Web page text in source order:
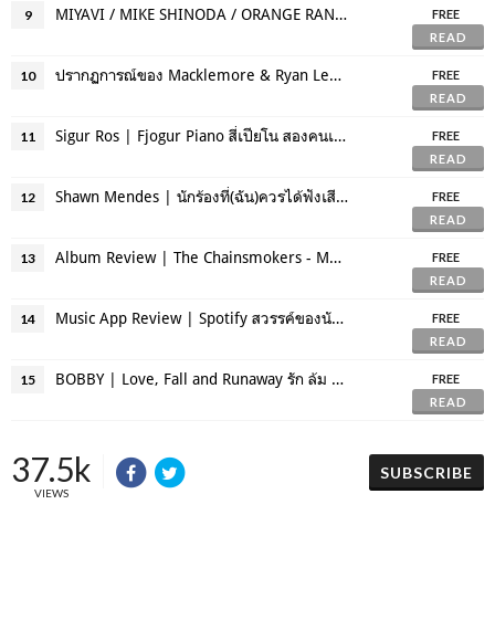
9 MIYAVI / MIKE SHINODA / ORANGE RANGE | ตัวตน / ดนตรี / ระดับโลก
FREE
READ
10 ปรากฏการณ์ของ Macklemore & Ryan Lewis ศิลปินอิสระคนแรกในรอบ 20 ปีบน BILLBOARD CHART
FREE
READ
11 Sigur Ros | Fjogur Piano สี่เปียโน สองคนเปลือย พันตัวตาย
FREE
READ
12 Shawn Mendes | นักร้องที่(ฉัน)ควรได้ฟังเสียงสดๆสักครั้ง... และฟังมาแล้ว
FREE
READ
13 Album Review | The Chainsmokers - Memories... Do not open
FREE
READ
14 Music App Review | Spotify สวรรค์ของนักฟังเพลง
FREE
READ
15 BOBBY | Love, Fall and Runaway รัก ล้ม และ หนีไป
FREE
READ
37.5k
VIEWS
SUBSCRIBE